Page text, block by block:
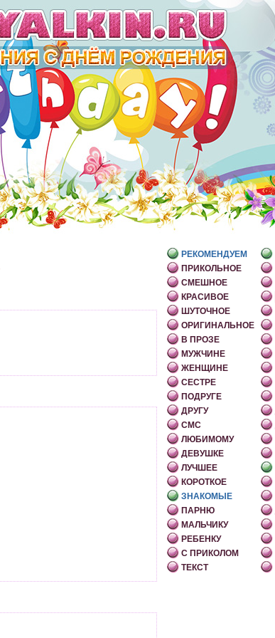
РЕКОМЕНДУЕМ
ПРИКОЛЬНОЕ
СМЕШНОЕ
КРАСИВОЕ
ШУТОЧНОЕ
ОРИГИНАЛЬНОЕ
В ПРОЗЕ
МУЖЧИНЕ
ЖЕНЩИНЕ
СЕСТРЕ
ПОДРУГЕ
ДРУГУ
СМС
ЛЮБИМОМУ
ДЕВУШКЕ
ЛУЧШЕЕ
КОРОТКОЕ
ЗНАКОМЫЕ
ПАРНЮ
МАЛЬЧИКУ
РЕБЕНКУ
С ПРИКОЛОМ
ТЕКСТ